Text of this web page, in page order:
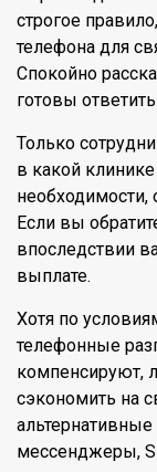
строгое
телефона для
Спокойно
готовы
Только
в какой
необходимости,
Если вы
впоследствии
выплате.
Хотя по
телефонные
компенсируют,
сэкономить на
мессенджеры,